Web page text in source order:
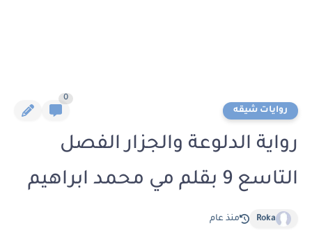
روايات شيقه
0
رواية الدلوعة والجزار الفصل
التاسع 9 بقلم مي محمد ابراهيم
Roka منذ عام